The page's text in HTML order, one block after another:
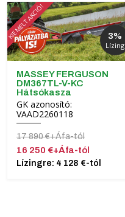
KIEMELT AKCIÓ! 3%
Lízing
MASSEY FERGUSON
DM367TL-V-KC
Hátsókasza
GK azonosító:
VAAD2260118
17 890 €+Áfa-tól
16 250 €+Áfa-tól
Lízingre: 4 128 €-tól